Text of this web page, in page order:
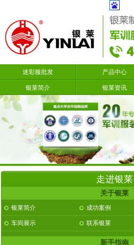
迷彩服批发 产品中心
银莱简介 银莱资讯
走进银莱
关于银莱
银莱简介 成功案例
车间展示 联系银莱
新手指南